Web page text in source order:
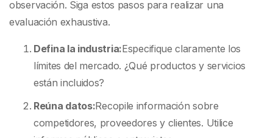
observación. Siga estos pasos para realizar una
evaluación exhaustiva.
Defina la industria:Especifique claramente los
límites del mercado. ¿Qué productos y servicios
están incluidos?
Reúna datos:Recopile información sobre
competidores, proveedores y clientes. Utilice